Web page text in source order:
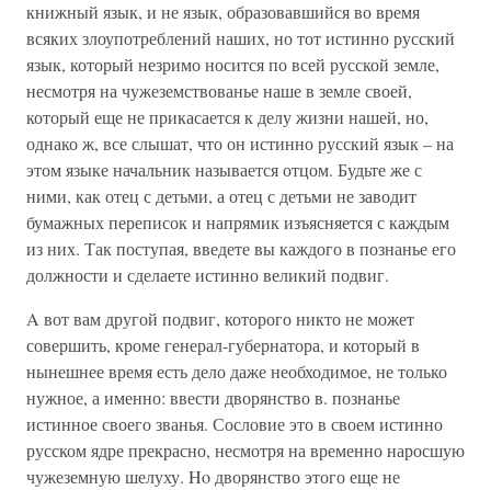
книжный язык, и не язык, образовавшийся во время
всяких злоупотреблений наших, но тот истинно русский
язык, который незримо носится по всей русской земле,
несмотря на чужеземствованье наше в земле своей,
который еще не прикасается к делу жизни нашей, но,
однако ж, все слышат, что он истинно русский язык – на
этом языке начальник называется отцом. Будьте же с
ними, как отец с детьми, а отец с детьми не заводит
бумажных переписок и напрямик изъясняется с каждым
из них. Так поступая, введете вы каждого в познанье его
должности и сделаете истинно великий подвиг.
A вот вам другой подвиг, которого никто не может
совершить, кроме генерал-губернатора, и который в
нынешнее время есть дело даже необходимое, не только
нужное, а именно: ввести дворянство в. познанье
истинное своего званья. Сословие это в своем истинно
русском ядре прекрасно, несмотря на временно наросшую
чужеземную шелуху. Ho дворянство этого еще не